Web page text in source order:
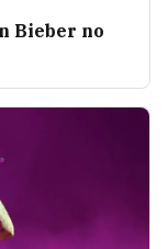
Bieber no